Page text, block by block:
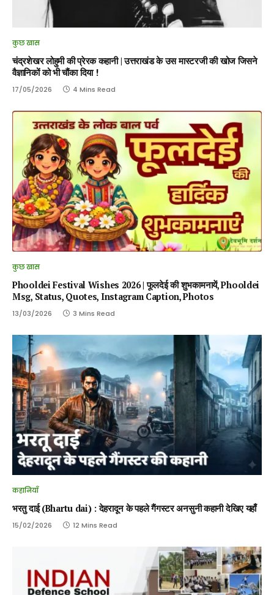
कुछ खास
चंद्रशेखर लोहुमी की प्रेरक कहानी | उत्तराखंड के उस मास्टरजी की खोज जिसने
वैज्ञानिकों को भी चौंका दिया !
17/05/2026 4 Mins Read
कुछ खास
Phooldei Festival Wishes 2026 | फूलदेई की शुभकामनायें, Phooldei
Msg, Status, Quotes, Instagram Caption, Photos
13/03/2026 3 Mins Read
कहानियाँ
भरतु दाई (Bhartu dai) : देहरादून के पहले गैंगस्टर अनसुनी कहानी देखिए यहाँ
15/02/2026 12 Mins Read